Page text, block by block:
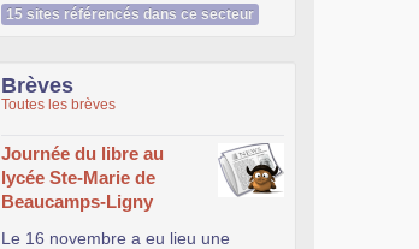
15 sites référencés dans ce secteur
Brèves
Toutes les brèves
Journée du libre au
lycée Ste-Marie de
Beaucamps-Ligny
Le 16 novembre a eu lieu une